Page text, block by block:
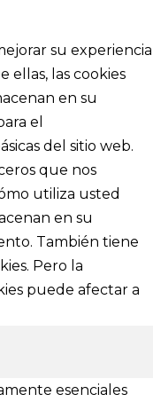
su experiencia
ellas, las cookies
en su
el
del sitio web.
que nos
utiliza usted
en su
También tiene
Pero la
puede afectar a
esenciales